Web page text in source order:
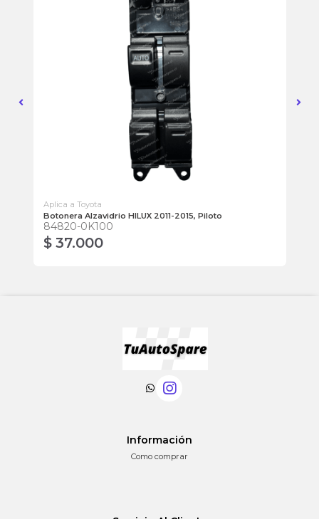
Aplica a Toyota
Botonera Alzavidrio HILUX 2011-2015, Piloto
84820-0K100
$ 37.000
Información
Como comprar